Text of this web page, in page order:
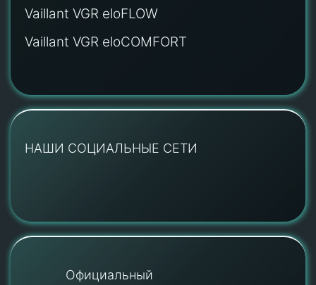
Vaillant VGR eloFLOW
Vaillant VGR eloCOMFORT
НАШИ СОЦИАЛЬНЫЕ СЕТИ
Официальный